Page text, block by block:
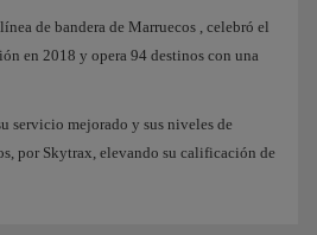
de bandera de Marruecos , celebró el
en 2018 y opera 94 destinos con una
servicio mejorado y sus niveles de
por Skytrax, elevando su calificación de